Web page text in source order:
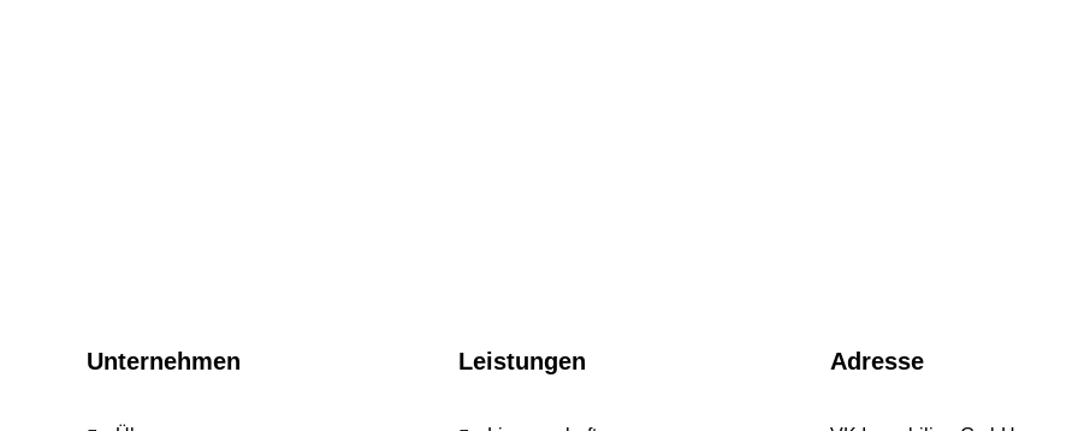
Unternehmen Leistungen Adresse